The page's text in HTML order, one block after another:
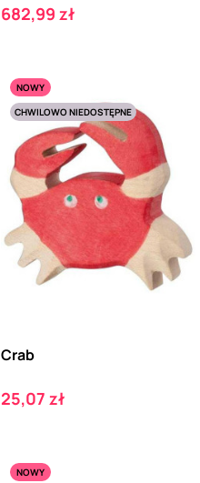
Cena
682,99 zł
NOWY
CHWILOWO NIEDOSTĘPNE
Crab
Cena
25,07 zł
NOWY